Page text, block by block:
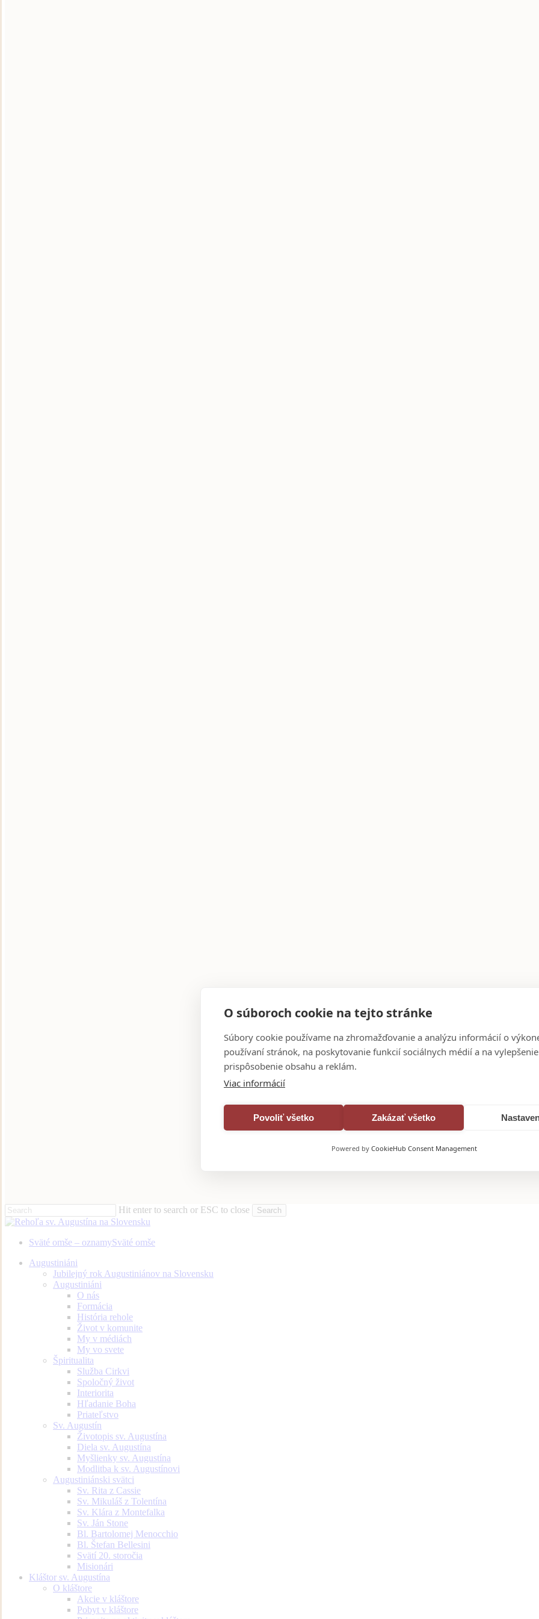
Hit enter to search or ESC to close Search
Close
Sväté omše – oznamySväté omše
Menu
Augustiniáni
Jubilejný rok Augustiniánov na Slovensku
Augustiniáni
O nás
Formácia
História rehole
Život v komunite
My v médiách
My vo svete
Špiritualita
Služba Cirkvi
Spoločný život
Interiorita
Hľadanie Boha
Priateľstvo
Sv. Augustín
Životopis sv. Augustína
Diela sv. Augustína
Myšlienky sv. Augustína
Modlitba k sv. Augustínovi
Augustiniánski svätci
Sv. Rita z Cassie
Sv. Mikuláš z Tolentína
Sv. Klára z Montefalka
Sv. Ján Stone
Bl. Bartolomej Menocchio
Bl. Štefan Bellesini
Svätí 20. storočia
Misionári
Kláštor sv. Augustína
O kláštore
Akcie v kláštore
Pobyt v kláštore
O súboroch cookie na tejto stránke
Súbory cookie používame na zhromažďovanie a analýzu informácií o
používaní stránok, na poskytovanie funkcií sociálnych médií a na
prispôsobenie obsahu a reklám.
Viac informácií
Povoliť všetko Zakázať všetko
Powered by CookieHub Consent Management